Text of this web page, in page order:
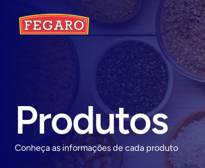
Produtos
Conheça as informações de cada produto